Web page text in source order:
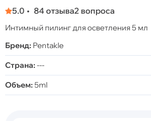
5.0 84 отзыва2 вопроса
Интимный пилинг для осветления 5 мл
Бренд: Pentakle
Страна: ---
Объем: 5ml